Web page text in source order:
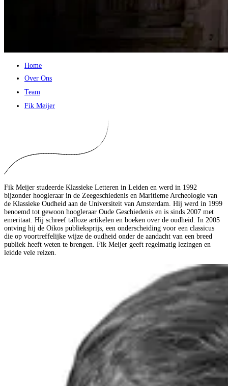
Home
Over Ons
Team
Fik Meijer
Fik Meijer studeerde Klassieke Letteren in Leiden en werd in 1992
bijzonder hoogleraar in de Zeegeschiedenis en Maritieme Archeologie van
de Klassieke Oudheid aan de Universiteit van Amsterdam. Hij werd in 1999
benoemd tot gewoon hoogleraar Oude Geschiedenis en is sinds 2007 met
emeritaat. Hij schreef talloze artikelen en boeken over de oudheid. In 2005
ontving hij de Oikos publieksprijs, een onderscheiding voor een classicus
die op voortreffelijke wijze de oudheid onder de aandacht van een breed
publiek heeft weten te brengen. Fik Meijer geeft regelmatig lezingen en
leidde vele reizen.